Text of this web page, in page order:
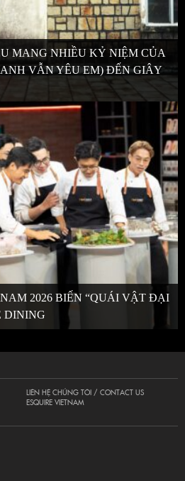
MANG NHIỀU KỶ NIỆM CỦA
VẪN YÊU EM) ĐẾN GIÂY
2026 BIẾN “QUÁI VẬT ĐẠI
DINING
LIÊN HỆ CHÚNG TÔI / CONTACT US
ESQUIRE VIETNAM